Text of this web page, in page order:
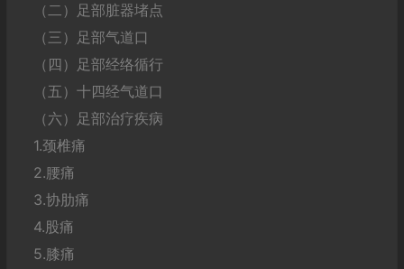
（二）足部脏器堵点
（三）足部气道口
（四）足部经络循行
（五）十四经气道口
（六）足部治疗疾病
1.颈椎痛
2.腰痛
3.协肋痛
4.股痛
5.膝痛